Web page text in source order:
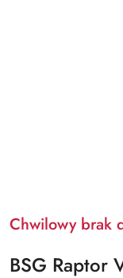
Chwilowy brak
BSG Raptor